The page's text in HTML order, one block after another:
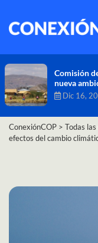
Comisión
nueva
Dic 16,
ConexiónCOP > Todas
efectos del cambio